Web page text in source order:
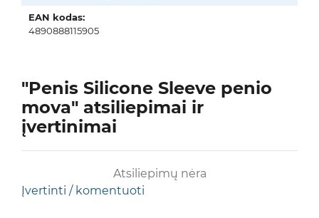
EAN kodas:
4890888115905
"Penis Silicone Sleeve penio
mova" atsiliepimai ir
įvertinimai
Atsiliepimų nėra
Įvertinti / komentuoti